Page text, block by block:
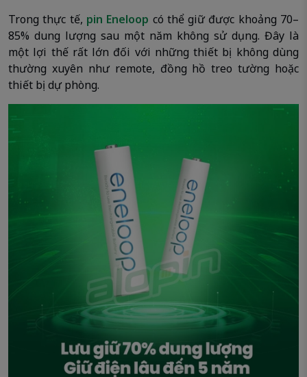
Trong thực tế, pin Eneloop có thể giữ được khoảng 70–
85% dung lượng sau một năm không sử dụng. Đây là
một lợi thế rất lớn đối với những thiết bị không dùng
thường xuyên như remote, đồng hồ treo tường hoặc
thiết bị dự phòng.